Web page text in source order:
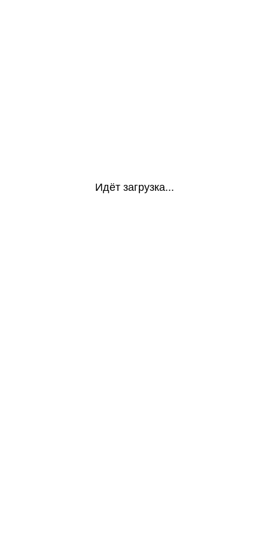
Идёт загрузка...